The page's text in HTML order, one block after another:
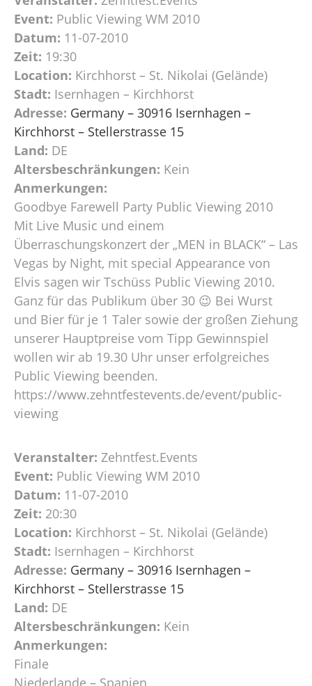
Event: Public Viewing WM 2010
Datum: 11-07-2010
Zeit: 19:30
Location: Kirchhorst – St. Nikolai (Gelände)
Stadt: Isernhagen – Kirchhorst
Adresse: Germany – 30916 Isernhagen –
Kirchhorst – Stellerstrasse 15
Land: DE
Altersbeschränkungen: Kein
Anmerkungen:
Goodbye Farewell Party Public Viewing 2010
Mit Live Music und einem
Überraschungskonzert der „MEN in BLACK“ – Las
Vegas by Night, mit special Appearance von
Elvis sagen wir Tschüss Public Viewing 2010.
Ganz für das Publikum über 30 😉 Bei Wurst
und Bier für je 1 Taler sowie der großen Ziehung
unserer Hauptpreise vom Tipp Gewinnspiel
wollen wir ab 19.30 Uhr unser erfolgreiches
Public Viewing beenden.
https://www.zehntfestevents.de/event/public-
viewing
Veranstalter: Zehntfest.Events
Event: Public Viewing WM 2010
Datum: 11-07-2010
Zeit: 20:30
Location: Kirchhorst – St. Nikolai (Gelände)
Stadt: Isernhagen – Kirchhorst
Adresse: Germany – 30916 Isernhagen –
Kirchhorst – Stellerstrasse 15
Land: DE
Altersbeschränkungen: Kein
Anmerkungen:
Finale
Niederlande – Spanien